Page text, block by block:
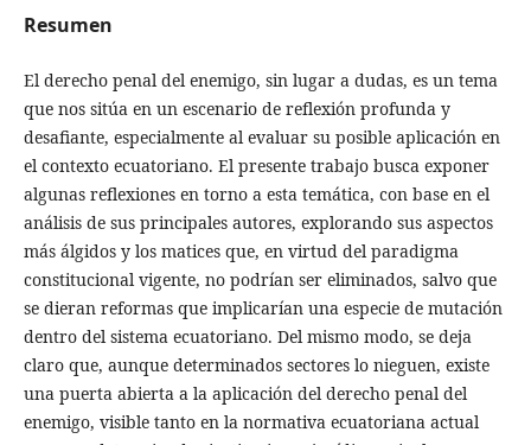
Resumen
El derecho penal del enemigo, sin lugar a dudas, es un tema
que nos sitúa en un escenario de reflexión profunda y
desafiante, especialmente al evaluar su posible aplicación en
el contexto ecuatoriano. El presente trabajo busca exponer
algunas reflexiones en torno a esta temática, con base en el
análisis de sus principales autores, explorando sus aspectos
más álgidos y los matices que, en virtud del paradigma
constitucional vigente, no podrían ser eliminados, salvo que
se dieran reformas que implicarían una especie de mutación
dentro del sistema ecuatoriano. Del mismo modo, se deja
claro que, aunque determinados sectores lo nieguen, existe
una puerta abierta a la aplicación del derecho penal del
enemigo, visible tanto en la normativa ecuatoriana actual